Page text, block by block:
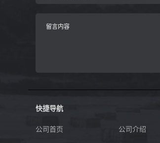
快捷导航
公司首页 公司介绍